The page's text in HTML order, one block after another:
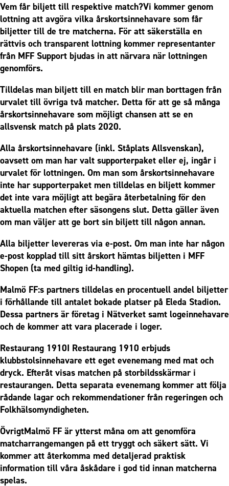
Vem får biljett till respektive match?Vi kommer genom
lottning att avgöra vilka årskortsinnehavare som får
biljetter till de tre matcherna. För att säkerställa en
rättvis och transparent lottning kommer representanter
från MFF Support bjudas in att närvara när lottningen
genomförs.
Tilldelas man biljett till en match blir man borttagen från
urvalet till övriga två matcher. Detta för att ge så många
årskortsinnehavare som möjligt chansen att se en
allsvensk match på plats 2020.
Alla årskortsinnehavare (inkl. Ståplats Allsvenskan),
oavsett om man har valt supporterpaket eller ej, ingår i
urvalet för lottningen. Om man som årskortsinnehavare
inte har supporterpaket men tilldelas en biljett kommer
det inte vara möjligt att begära återbetalning för den
aktuella matchen efter säsongens slut. Detta gäller även
om man väljer att ge bort sin biljett till någon annan.
Alla biljetter levereras via e-post. Om man inte har någon
e-post kopplad till sitt årskort hämtas biljetten i MFF
Shopen (ta med giltig id-handling).
Malmö FF:s partners tilldelas en procentuell andel biljetter
i förhållande till antalet bokade platser på Eleda Stadion.
Dessa partners är företag i Nätverket samt logeinnehavare
och de kommer att vara placerade i loger.
Restaurang 1910I Restaurang 1910 erbjuds
klubbstolsinnehavare ett eget evenemang med mat och
dryck. Efteråt visas matchen på storbildsskärmar i
restaurangen. Detta separata evenemang kommer att följa
rådande lagar och rekommendationer från regeringen och
Folkhälsomyndigheten.
ÖvrigtMalmö FF är ytterst måna om att genomföra
matcharrangemangen på ett tryggt och säkert sätt. Vi
kommer att återkomma med detaljerad praktisk
information till våra åskådare i god tid innan matcherna
spelas.